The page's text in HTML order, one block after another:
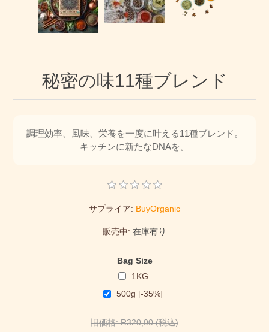
秘密の味11種ブレンド
調理効率、風味、栄養を一度に叶える11種ブレンド。
キッチンに新たなDNAを。
サプライア: BuyOrganic
販売中: 在庫有り
Bag Size
1KG
500g [-35%]
旧価格: R320,00 (税込)